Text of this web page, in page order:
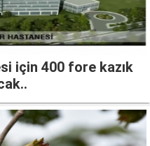
için 400 fore kazık